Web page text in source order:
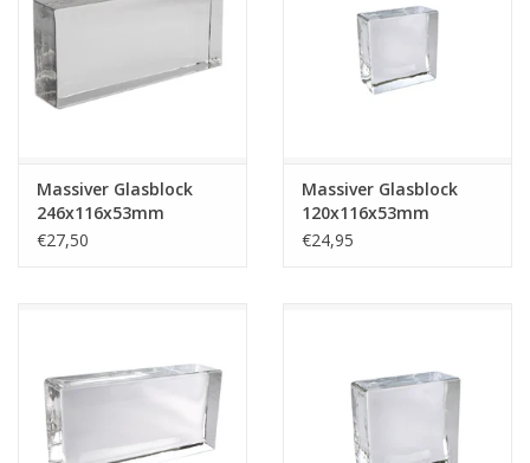
breezeblock
Assortiment
Massiver Glasblock
246x116x53mm
€27,50
Massiver Glasblock
120x116x53mm
€24,95